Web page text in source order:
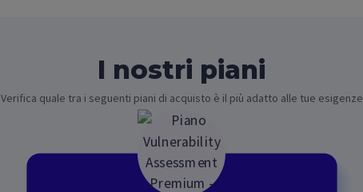
I nostri piani
Verifica quale tra i seguenti piani di acquisto è il più adatto alle tue esigenze